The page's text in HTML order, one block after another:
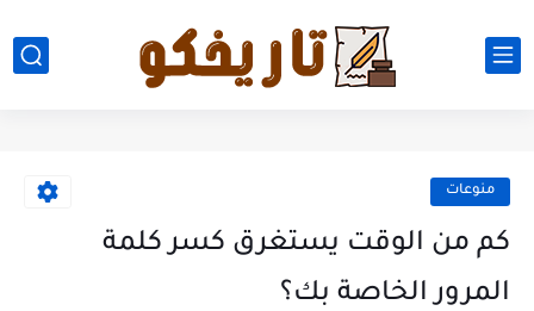
منوعات
كم من الوقت يستغرق كسر كلمة
المرور الخاصة بك؟